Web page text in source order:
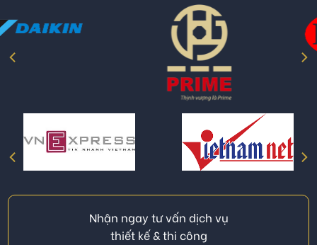
Nhận ngay tư vấn dịch vụ
thiết kế & thi công